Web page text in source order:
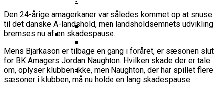
Bakken Bears Åbner FIBA Europe
Cup Med Smalt Nederlag
Imponerede Stort I Debut I Youth
Champions League
Bakken Bears Skuffede Og
Misser Champions League-
Danske Tobias Jensen Fik
Spilletid I Testkamp Mod
Portland Trail Blazers
USA
Basketball-OL 2024: Se
Grupperne Og Sæt Krydser I Din
Kalender
Basketligaen
Medlemstal I Dansk Basket Boomer:
Fremgang For 12. År I Træk
Den 24-årige amagerkaner var således kommet op at snuse
til det danske A-landshold, men landsholdsemnets udvikling
bremses nu af en skadespause.
Mens Bjarkason er tilbage en gang i foråret, er sæsonen slut
for BK Amagers Jordan Naughton. Hvilken skade der er tale
om, oplyser klubben ikke, men Naughton, der har spillet flere
sæsoner i klubben, må nu holde en lang skadespause.